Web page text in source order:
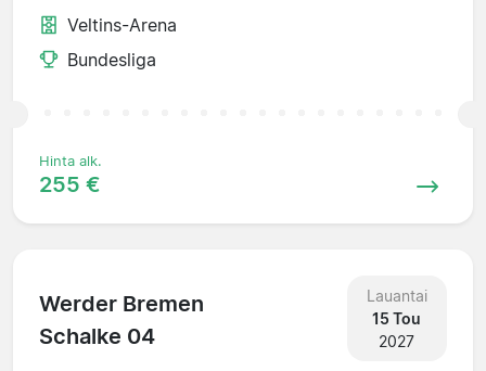
Veltins-Arena
Bundesliga
Hinta alk.
255 €
Werder Bremen
Schalke 04
Lauantai
15 Tou
2027